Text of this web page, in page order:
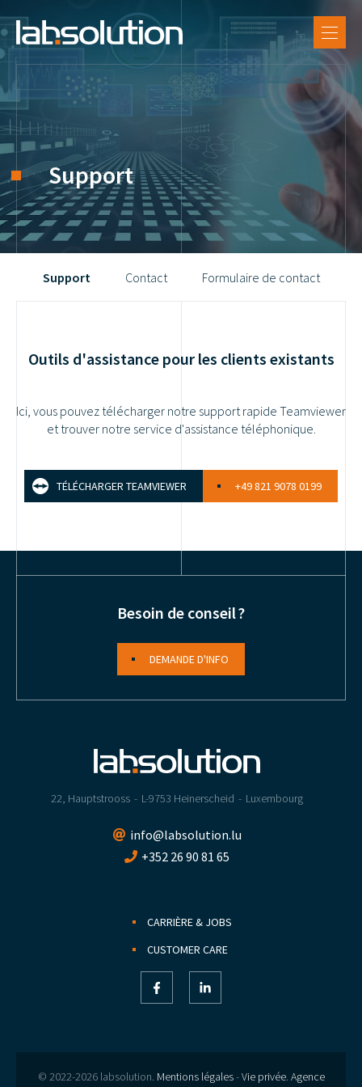
LX Software
Références
Labsolution
Carrière
SUPPORT
DE
EN
Support
Support Contact Formulaire de contact
Outils d'assistance pour les clients existants
Ici, vous pouvez télécharger notre support rapide Teamviewer
et trouver notre service d'assistance téléphonique.
TÉLÉCHARGER TEAMVIEWER +49 821 9078 0199
22, Hauptstrooss L-9753 Heinerscheid Luxembourg
info@labsolution.lu
+352 26 90 81 65
Besoin de conseil ?
DEMANDE D'INFO
CARRIÈRE & JOBS
CUSTOMER CARE
© 2022-2026 labsolution. Mentions légales-Vie privée. Agence